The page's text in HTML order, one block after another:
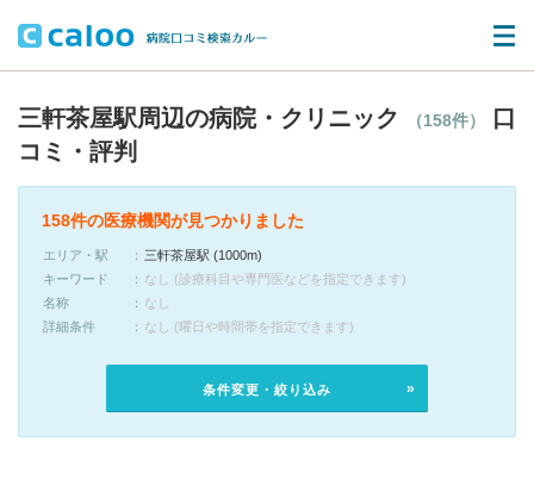
三軒茶屋駅周辺の病院・クリニック （158件）
口
コミ・評判
158件の医療機関が見つかりました
エリア・駅
三軒茶屋駅 (1000m)
キーワード
なし (診療科目や専門医などを指定できます)
名称
なし
詳細条件
なし (曜日や時間帯を指定できます)
条件変更・絞り込み